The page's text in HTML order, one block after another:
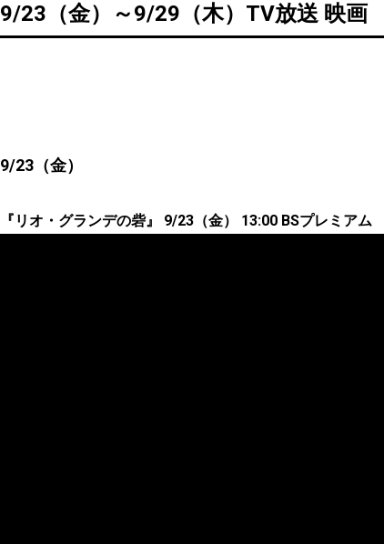
9/23（金）～9/29（木）TV放送 映画
9/23（金）
『リオ・グランデの砦』 9/23（金） 13:00 BSプレミアム